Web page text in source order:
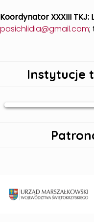
Koordynator XXXIII TKJ:
pasichlidia@gmail.com;
Instytucje